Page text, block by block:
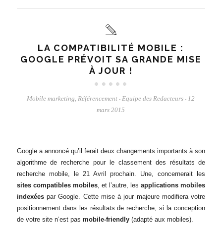
LA COMPATIBILITÉ MOBILE :
GOOGLE PRÉVOIT SA GRANDE MISE
À JOUR !
Mobile marketing,Référencement - Equipe des Redacteurs - 12
mars 2015
Google a annoncé qu’il ferait deux changements importants à son
algorithme de recherche pour le classement des résultats de
recherche mobile, le 21 Avril prochain. Une, concernerait les
sites compatibles mobiles, et l’autre, les applications mobiles
indexéespar Google. Cette mise à jour majeure modifiera votre
positionnement dans les résultats de recherche, si la conception
de votre site n’est pas mobile-friendly(adapté aux mobiles).